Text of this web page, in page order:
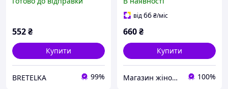
552₴
Купити
BRETELKA 99%
від66₴/міс
660₴
Купити
Магазин жіночого одягу Aura 100%